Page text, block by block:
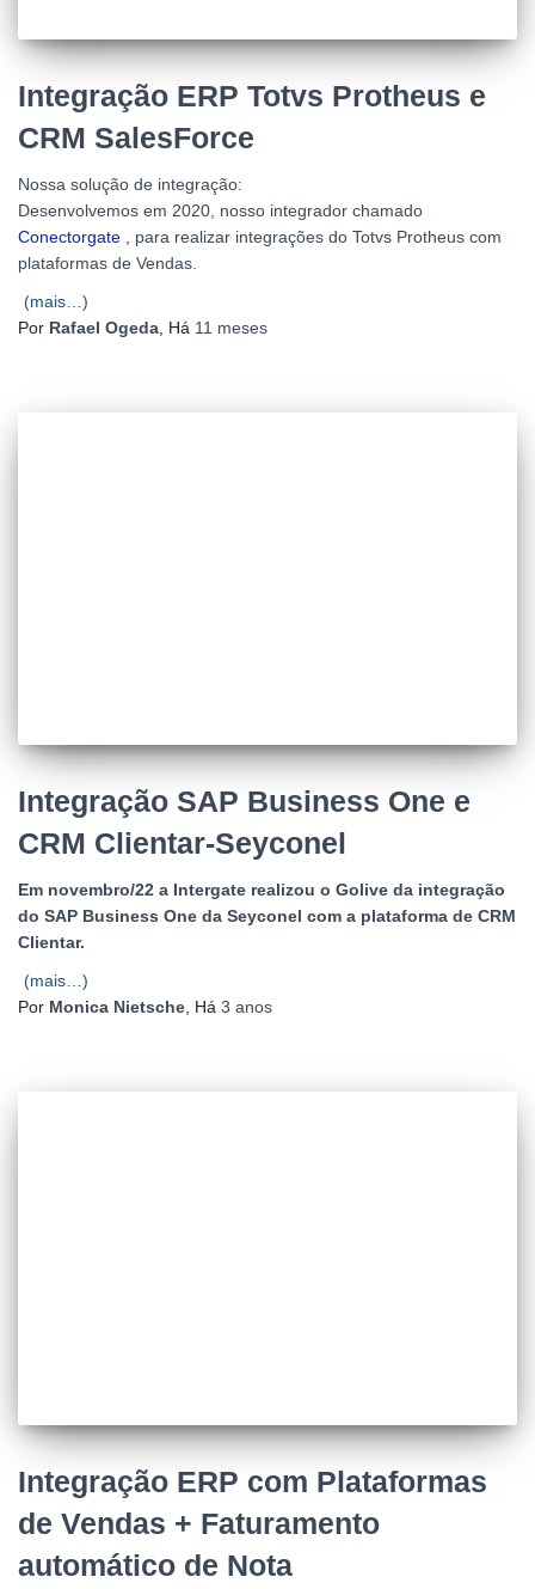
Integração ERP Totvs Protheus e
CRM SalesForce
Nossa solução de integração:
Desenvolvemos em 2020, nosso integrador chamado
Conectorgate , para realizar integrações do Totvs Protheus com
plataformas de Vendas.
(mais…)
Por Rafael Ogeda , Há 11 meses
Integração SAP Business One e
CRM Clientar-Seyconel
Em novembro/22 a Intergate realizou o Golive da integração
do SAP Business One da Seyconel com a plataforma de CRM
Clientar.
(mais…)
Por Monica Nietsche, Há 3 anos
Integração ERP com Plataformas
de Vendas + Faturamento
automático de Nota